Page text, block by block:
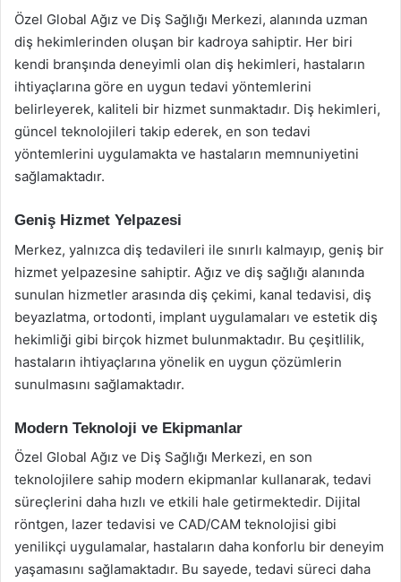
Özel Global Ağız ve Diş Sağlığı Merkezi, alanında uzman
diş hekimlerinden oluşan bir kadroya sahiptir. Her biri
kendi branşında deneyimli olan diş hekimleri, hastaların
ihtiyaçlarına göre en uygun tedavi yöntemlerini
belirleyerek, kaliteli bir hizmet sunmaktadır. Diş hekimleri,
güncel teknolojileri takip ederek, en son tedavi
yöntemlerini uygulamakta ve hastaların memnuniyetini
sağlamaktadır.
Geniş Hizmet Yelpazesi
Merkez, yalnızca diş tedavileri ile sınırlı kalmayıp, geniş bir
hizmet yelpazesine sahiptir. Ağız ve diş sağlığı alanında
sunulan hizmetler arasında diş çekimi, kanal tedavisi, diş
beyazlatma, ortodonti, implant uygulamaları ve estetik diş
hekimliği gibi birçok hizmet bulunmaktadır. Bu çeşitlilik,
hastaların ihtiyaçlarına yönelik en uygun çözümlerin
sunulmasını sağlamaktadır.
Modern Teknoloji ve Ekipmanlar
Özel Global Ağız ve Diş Sağlığı Merkezi, en son
teknolojilere sahip modern ekipmanlar kullanarak, tedavi
süreçlerini daha hızlı ve etkili hale getirmektedir. Dijital
röntgen, lazer tedavisi ve CAD/CAM teknolojisi gibi
yenilikçi uygulamalar, hastaların daha konforlu bir deneyim
yaşamasını sağlamaktadır. Bu sayede, tedavi süreci daha